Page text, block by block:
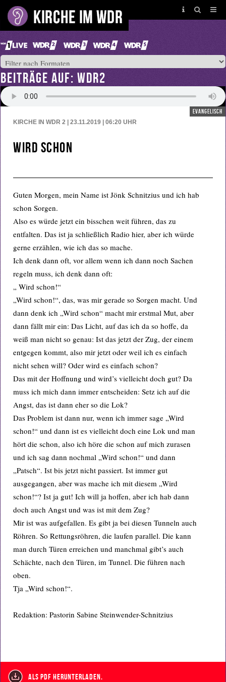
BEITRÄGE AUF: WDR2
evangelisch
KIRCHE IN WDR 2 | 23.11.2019 | 06:20 UHR
Wird schon
Guten Morgen, mein Name ist Jönk Schnitzius und ich hab
schon Sorgen.
Also es würde jetzt ein bisschen weit führen, das zu
entfalten. Das ist ja schließlich Radio hier, aber ich würde
gerne erzählen, wie ich das so mache.
Ich denk dann oft, vor allem wenn ich dann noch Sachen
regeln muss, ich denk dann oft:
„ Wird schon!“
„Wird schon!“, das, was mir gerade so Sorgen macht. Und
dann denk ich „Wird schon“ macht mir erstmal Mut, aber
dann fällt mir ein: Das Licht, auf das ich da so hoffe, da
weiß man nicht so genau: Ist das jetzt der Zug, der einem
entgegen kommt, also mir jetzt oder weil ich es einfach
nicht sehen will? Oder wird es einfach schon?
Das mit der Hoffnung und wird’s vielleicht doch gut? Da
muss ich mich dann immer entscheiden: Setz ich auf die
Angst, das ist dann eher so die Lok?
Das Problem ist dann nur, wenn ich immer sage „Wird
schon!“ und dann ist es vielleicht doch eine Lok und man
hört die schon, also ich höre die schon auf mich zurasen
und ich sag dann nochmal „Wird schon!“ und dann
„Patsch“. Ist bis jetzt nicht passiert. Ist immer gut
ausgegangen, aber was mache ich mit diesem „Wird
schon!“? Ist ja gut! Ich will ja hoffen, aber ich hab dann
doch auch Angst und was ist mit dem Zug?
Mir ist was aufgefallen. Es gibt ja bei diesen Tunneln auch
Röhren. So Rettungsröhren, die laufen parallel. Die kann
man durch Türen erreichen und manchmal gibt’s auch
Schächte, nach den Türen, im Tunnel. Die führen nach
oben.
Tja „Wird schon!“.
Redaktion: Pastorin Sabine Steinwender-Schnitzius
als PDF herunterladen.